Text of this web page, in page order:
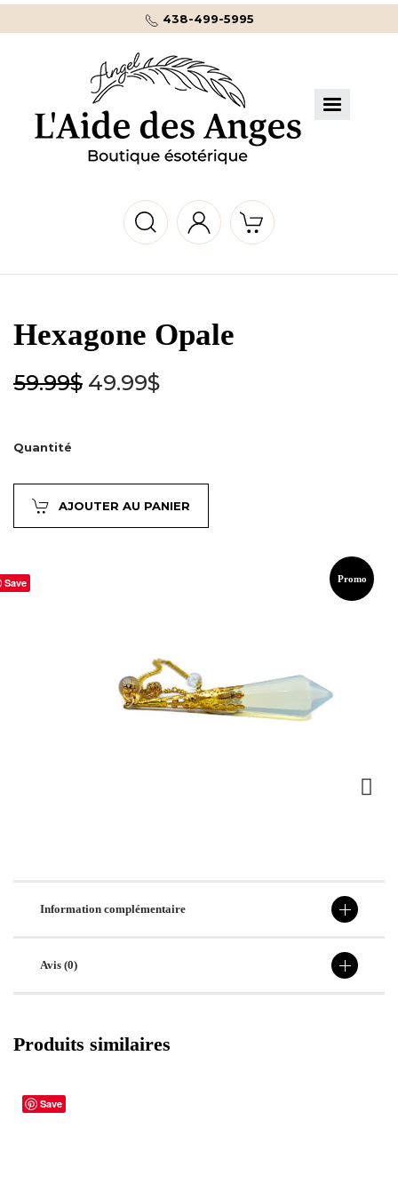
438-499-5995
Promo
Save
Hexagone Opale
59.99$ 49.99$
Quantité
AJOUTER AU PANIER
Information complémentaire
Avis (0)
Produits similaires
Save